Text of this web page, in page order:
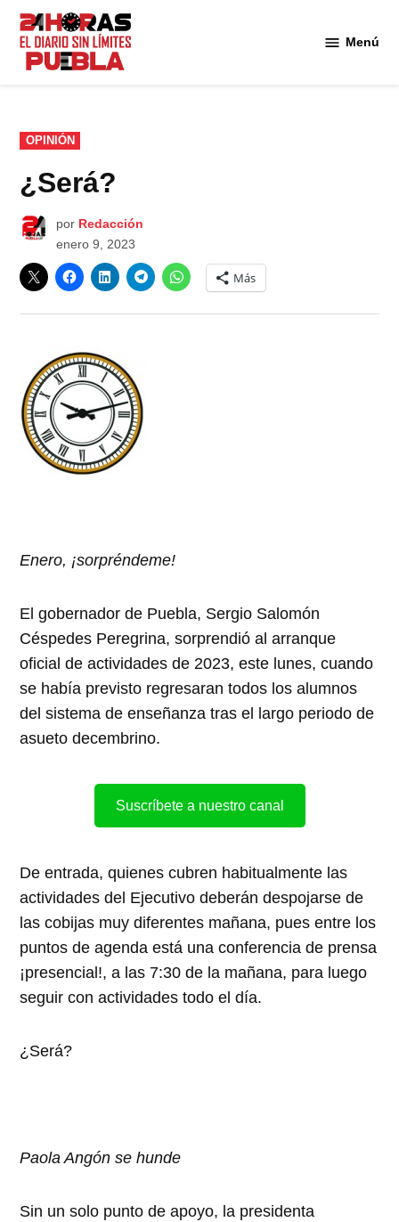
Saltar
contenido
Menú
PUBLICADO
EN
OPINIÓN
¿Será?
por Redacción
enero 9, 2023
Más
Enero, ¡sorpréndeme!
El gobernador de Puebla, Sergio Salomón
Céspedes Peregrina, sorprendió al arranque
oficial de actividades de 2023, este lunes, cuando
se había previsto regresaran todos los alumnos
del sistema de enseñanza tras el largo periodo de
asueto decembrino.
Suscríbete a nuestro canal
De entrada, quienes cubren habitualmente las
actividades del Ejecutivo deberán despojarse de
las cobijas muy diferentes mañana, pues entre los
puntos de agenda está una conferencia de prensa
¡presencial!, a las 7:30 de la mañana, para luego
seguir con actividades todo el día.
¿Será?
Paola Angón se hunde
Sin un solo punto de apoyo, la presidenta